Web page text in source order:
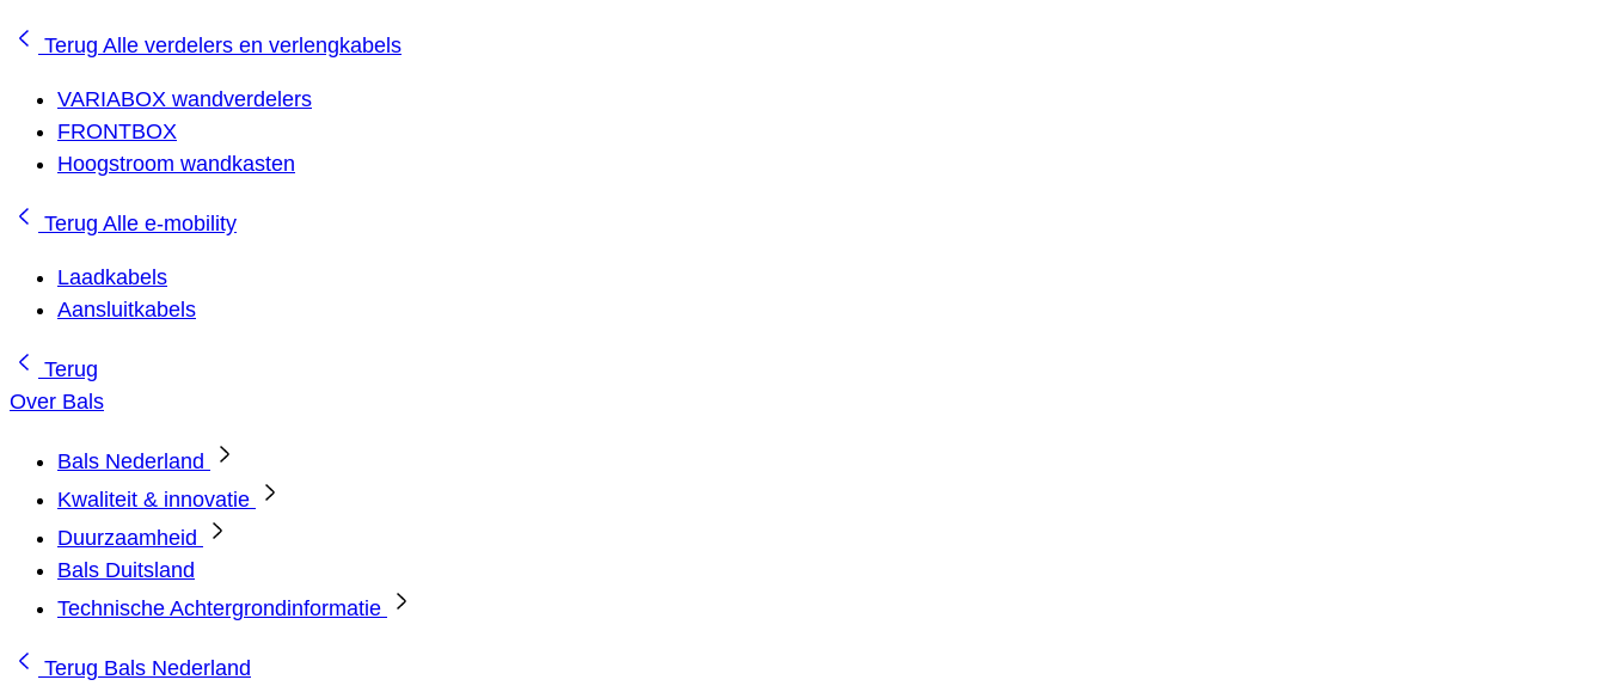
Terug Alle verdelers en verlengkabels
VARIABOX wandverdelers
FRONTBOX
Hoogstroom wandkasten
Terug Alle e-mobility
Laadkabels
Aansluitkabels
Terug
Over Bals
Bals Nederland
Kwaliteit & innovatie
Duurzaamheid
Bals Duitsland
Technische Achtergrondinformatie
Terug Bals Nederland